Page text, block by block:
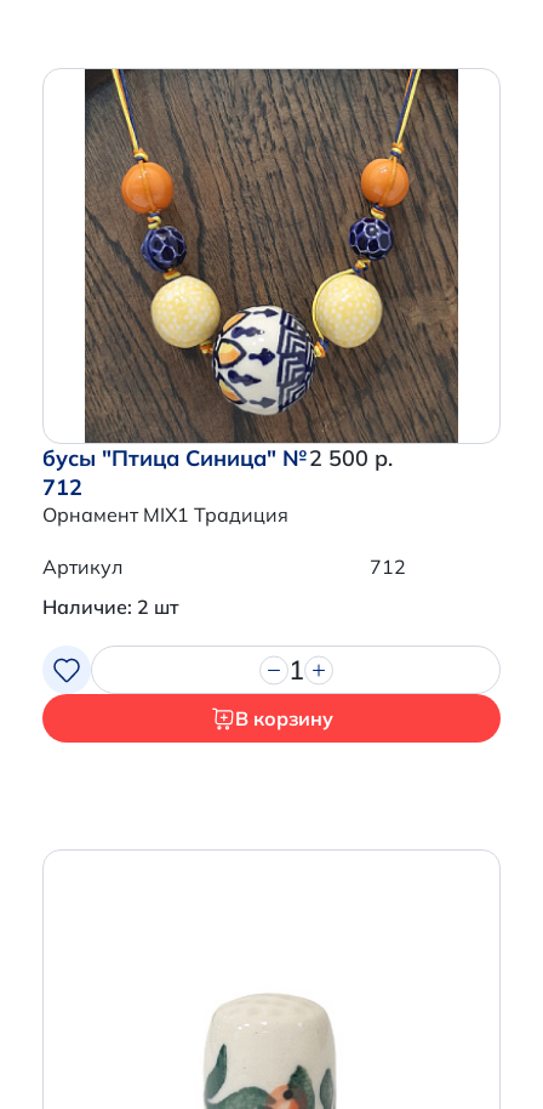
бусы "Птица Синица" №
712
Орнамент MIX1 Традиция
2 500 р.
Артикул
712
Наличие: 2 шт
1
В корзину